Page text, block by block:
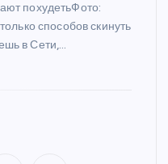
похудетьФото:
способов скинуть
в Сети,…